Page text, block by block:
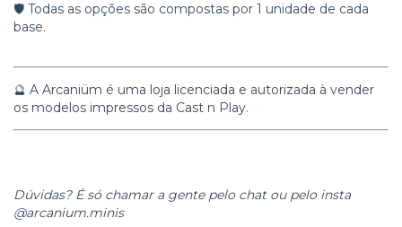
🛡️ Todas as opções são compostas por 1 unidade de cada
base.
🔮 A Arcaniüm é uma loja licenciada e autorizada à vender
os modelos impressos da Cast n Play.
Dúvidas? É só chamar a gente pelo chat ou pelo insta
@arcanium.minis